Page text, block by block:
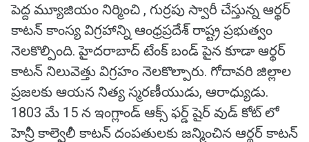
పెద్ద మ్యూజియం నిర్మించి , గుర్రపు స్వారీ చేస్తున్న ఆర్థర్
కాటన్ కాంస్య విగ్రహాన్ని ఆంధ్రప్రదేశ్ రాష్ట్ర ప్రభుత్వం
నెలకొల్పింది. హైదరాబాద్ టేంక్ బండ్ పైన కూడా ఆర్థర్
కాటన్ నిలువెత్తు విగ్రహం నెలకొల్పారు. గోదావరి జిల్లాల
ప్రజలకు ఆయన నిత్య స్మరణీయుడు, ఆరాధ్యుడు.
1803 మే 15 న ఇంగ్లాండ్ ఆక్స్ ఫర్డ్ షైర్ వుడ్ కోట్ లో
హెన్రీ కాల్వెలీ కాటన్ దంపతులకు జన్మించిన ఆర్థర్ కాటన్